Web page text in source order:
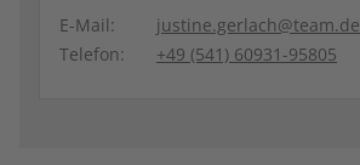
E-Mail:
justine.gerlach@team.de
Telefon:
+49 (541) 60931-95805